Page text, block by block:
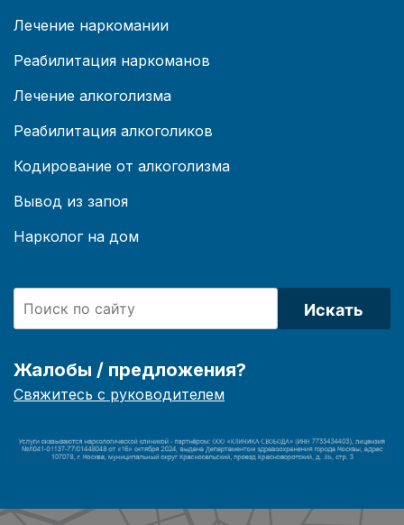
Лечение наркомании
Реабилитация наркоманов
Лечение алкоголизма
Реабилитация алкоголиков
Кодирование от алкоголизма
Вывод из запоя
Нарколог на дом
Искать
Жалобы / предложения?
Свяжитесь с руководителем